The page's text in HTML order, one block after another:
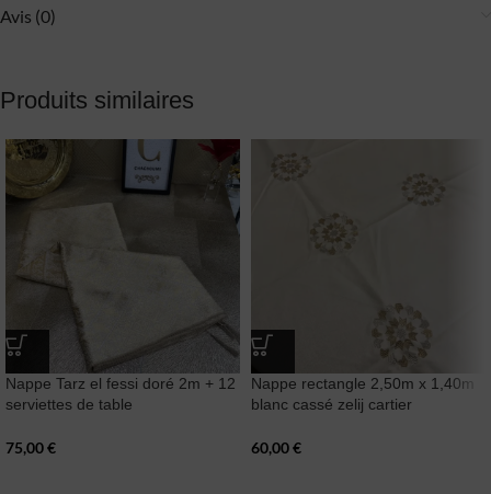
Avis (0)
Produits similaires
Nappe Tarz el fessi doré 2m + 12
serviettes de table
75,00€
Nappe rectangle 2,50m x 1,40m
blanc cassé zelij cartier
60,00€